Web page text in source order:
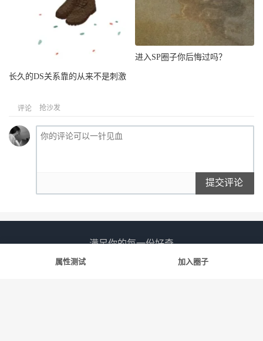
长久的DS关系靠的从来不是刺激
进入SP圈子你后悔过吗？
评论 抢沙发
提交评论
满足你的每一份好奇
属性测试 加入圈子